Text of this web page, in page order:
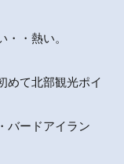
・熱い。
めて北部観光ポイ
バードアイラン